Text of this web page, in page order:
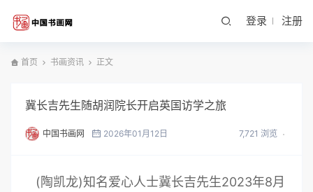
登录 注册
首页 书画资讯 正文
冀长吉先生随胡润院长开启英国访学之旅
中国书画网 2026年01月12日 7,721 浏览
(陶凯龙)知名爱心人士冀长吉先生2023年8月